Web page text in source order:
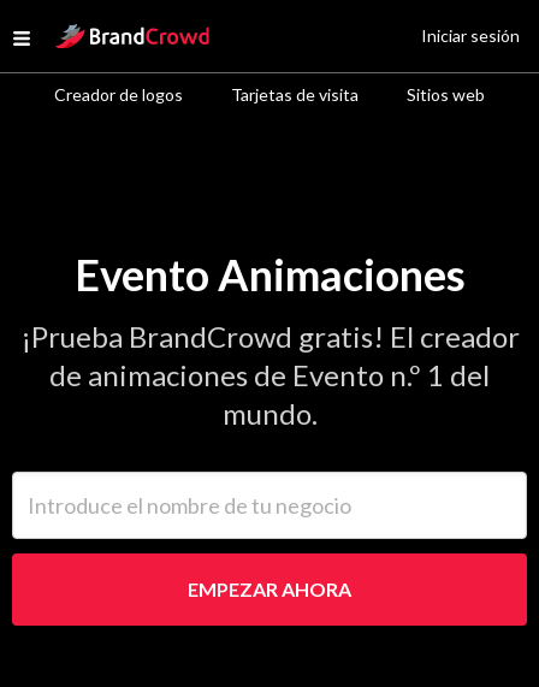
Open menu
Site Logo
Creador de logos Tarjetas de visita Sitios web
Iniciar sesión
Evento Animaciones
¡Prueba BrandCrowd gratis! El creador
de animaciones de Evento n.º 1 del
mundo.
EMPEZAR AHORA